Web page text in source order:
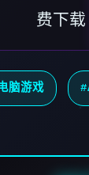
费下载
脑游戏